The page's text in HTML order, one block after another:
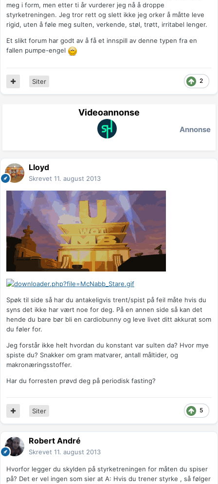
meg i form, men etter ti år vurderer jeg nå å droppe
styrketreningen. Jeg tror rett og slett ikke jeg orker å måtte leve
rigid, uten å føle meg sulten, verkende, støl, trøtt, irritabel lenger.
Et slikt forum har godt av å få et innspill av denne typen fra en
fallen pumpe-engel
2
Siter
Videoannonse
Annonse
Lloyd
Skrevet 11. august 2013
Spøk til side så har du antakeligvis trent/spist på feil måte hvis du
syns det ikke har vært noe for deg. På en annen side så kan det
hende du bare bør bli en cardiobunny og leve livet ditt akkurat som
du føler for.
Jeg forstår ikke helt hvordan du konstant var sulten da? Hvor mye
spiste du? Snakker om gram matvarer, antall måltider, og
makronæringsstoffer.
Har du forresten prøvd deg på periodisk fasting?
5
Siter
Robert André
Skrevet 11. august 2013
Hvorfor legger du skylden på styrketreningen for måten du spiser
på? Det er vel ingen som sier at A: Hvis du trener styrke , så følger